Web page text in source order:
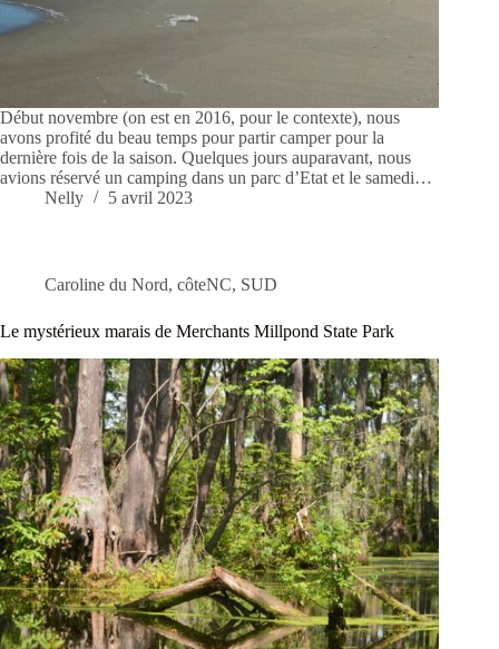
Début novembre (on est en 2016, pour le contexte), nous
avons profité du beau temps pour partir camper pour la
dernière fois de la saison. Quelques jours auparavant, nous
avions réservé un camping dans un parc d’Etat et le samedi…
Nelly
5 avril 2023
Caroline du Nord, côteNC, SUD
Le mystérieux marais de Merchants Millpond State Park